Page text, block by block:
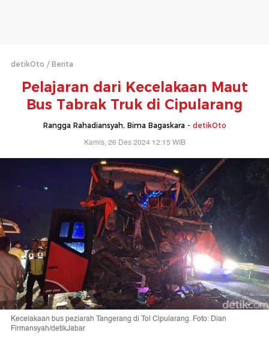
detikOto Berita
Pelajaran dari Kecelakaan Maut
Bus Tabrak Truk di Cipularang
Rangga Rahadiansyah, Bima Bagaskara - detikOto
Kamis, 26 Des 2024 12:15 WIB
Kecelakaan bus peziarah Tangerang di Tol Cipularang. Foto: Dian
Firmansyah/detikJabar